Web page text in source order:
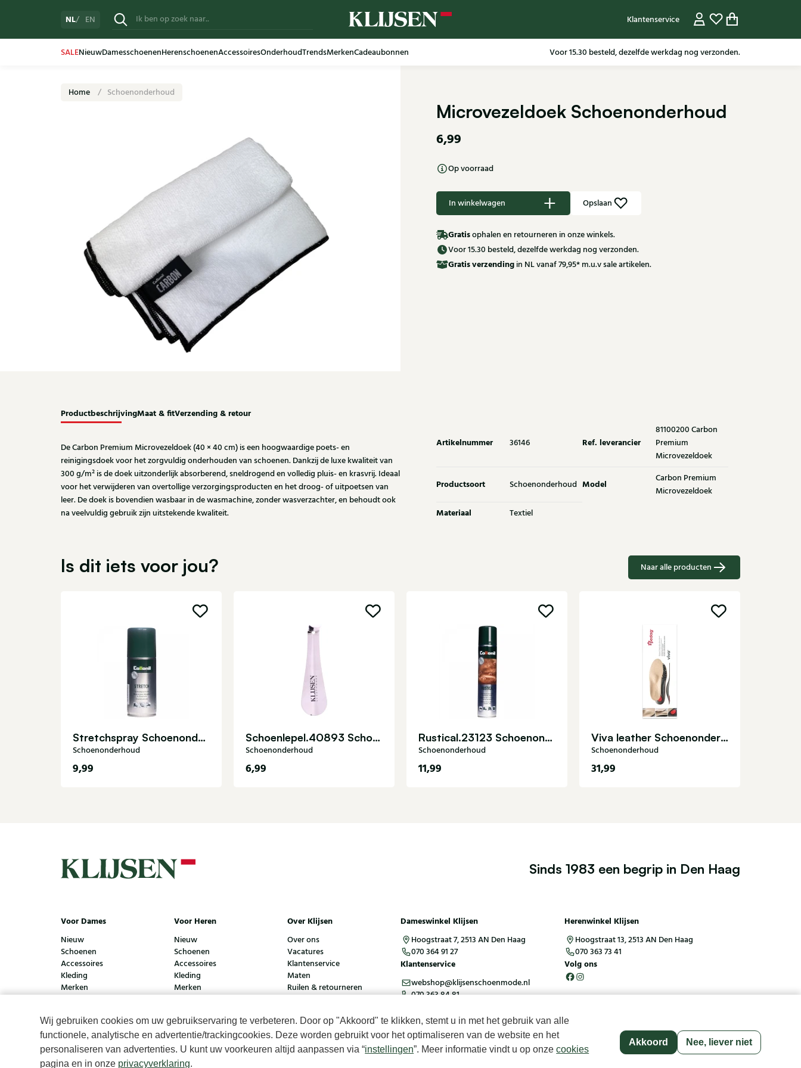
Wij gebruiken cookies om uw gebruikservaring te verbeteren. Door op "Akkoord" te klikken, stemt u in met het gebruik van alle
functionele, analytische en advertentie/trackingcookies. Deze worden gebruikt voor het optimaliseren van de website en het
personaliseren van advertenties. U kunt uw voorkeuren altijd aanpassen via “instellingen”. Meer informatie vindt u op onzecookies
pagina en in onze privacyverklaring.
Akkoord Nee, liever niet
NL EN Klantenservice
SALENieuwDamesschoenenHerenschoenenAccessoiresOnderhoudTrendsMerkenCadeaubonnen Voor 15.30 besteld, dezelfde werkdag nog verzonden.
Home Schoenonderhoud
Microvezeldoek Schoenonderhoud
6,99
Op voorraad
In winkelwagen Opslaan
Gratisophalen en retourneren in onze winkels.
Voor 15.30 besteld, dezelfde werkdag nog verzonden.
Gratisverzending in NL vanaf 79,95* m.u.v sale artikelen.
ProductbeschrijvingMaat & fitVerzending & retour
De Carbon Premium Microvezeldoek (40 × 40 cm) is een hoogwaardige poets- en
reinigingsdoek voor het zorgvuldig onderhouden van schoenen. Dankzij de luxe kwaliteit van
300 g/m² is de doek uitzonderlijk absorberend, sneldrogend en volledig pluis- en krasvrij. Ideaal
voor het verwijderen van overtollige verzorgingsproducten en het droog- of uitpoetsen van
leer. De doek is bovendien wasbaar in de wasmachine, zonder wasverzachter, en behoudt ook
na veelvuldig gebruik zijn uitstekende kwaliteit.
Artikelnummer 36146 Ref. leverancier
81100200 Carbon
Premium
Microvezeldoek
Productsoort Schoenonderhoud Model
Carbon Premium
Microvezeldoek
Materiaal Textiel
Is dit iets voor jou? Naar alle producten
Stretchspray Schoenonderhoud
Schoenonderhoud
9,99
Schoenlepel.40893 Schoenonderhoud
Schoenonderhoud
6,99
Rustical.23123 Schoenonderhoud
Schoenonderhoud
11,99
Viva leather Schoenonderhoud
Schoenonderhoud
31,99
Sinds 1983 een begrip in Den Haag
Voor Dames
Nieuw
Schoenen
Accessoires
Kleding
Merken
Voor Heren
Nieuw
Schoenen
Accessoires
Kleding
Merken
Over Klijsen
Over ons
Vacatures
Klantenservice
Maten
Ruilen & retourneren
Dameswinkel Klijsen
Hoogstraat 7, 2513 AN Den Haag
070 364 91 27
Herenwinkel Klijsen
Hoogstraat 13, 2513 AN Den Haag
070 363 73 41
Klantenservice
webshop@klijsenschoenmode.nl
070 363 84 81
Volg ons
© Klijsen Schoenmode - 2026 PrivacyverklaringCookiesAlgemene voorwaarden